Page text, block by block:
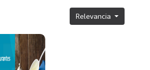
Relevancia